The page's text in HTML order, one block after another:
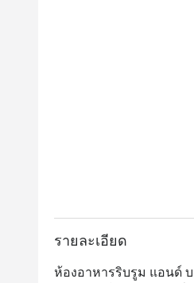
รายละเอียด
ห้องอาหารริบรูม แอนด์